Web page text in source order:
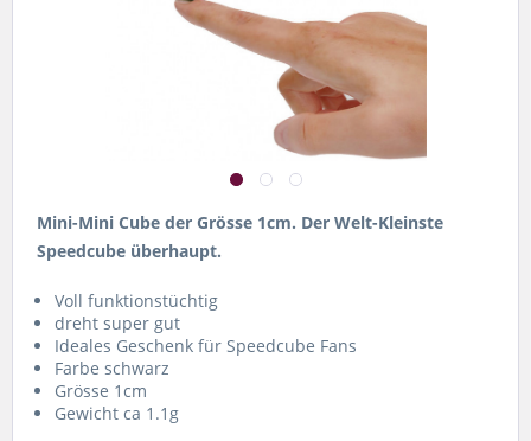
Mini-Mini Cube der Grösse 1cm. Der Welt-Kleinste
Speedcube überhaupt.
Voll funktionstüchtig
dreht super gut
Ideales Geschenk für Speedcube Fans
Farbe schwarz
Grösse 1cm
Gewicht ca 1.1g